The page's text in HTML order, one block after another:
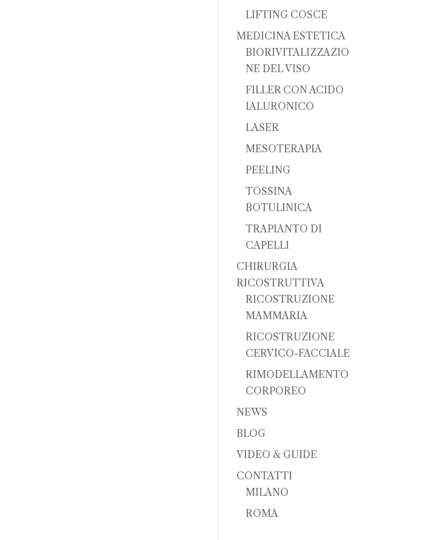
LIFTING COSCE
MEDICINA ESTETICA
BIORIVITALIZZAZIO
NE DEL VISO
FILLER CON ACIDO
IALURONICO
LASER
MESOTERAPIA
PEELING
TOSSINA
BOTULINICA
TRAPIANTO DI
CAPELLI
CHIRURGIA
RICOSTRUTTIVA
RICOSTRUZIONE
MAMMARIA
RICOSTRUZIONE
CERVICO-FACCIALE
RIMODELLAMENTO
CORPOREO
NEWS
BLOG
VIDEO & GUIDE
CONTATTI
MILANO
ROMA